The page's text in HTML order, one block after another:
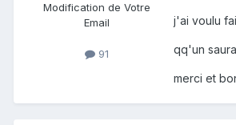
Modification de Votre
Email
91
j'ai voulu
qq'un
merci et